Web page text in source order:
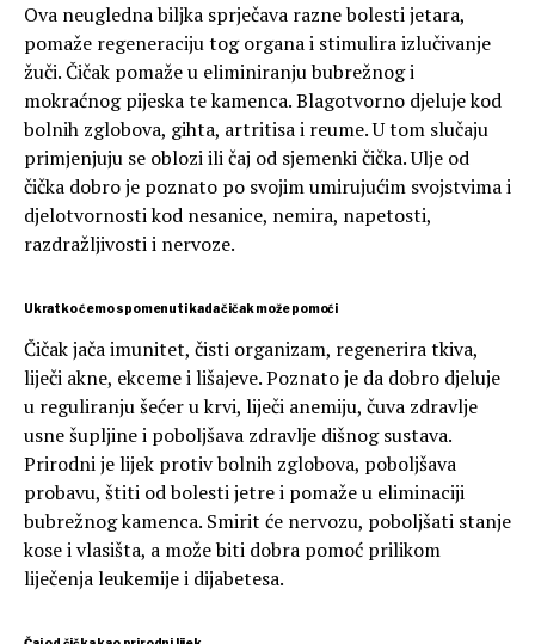
Ova neugledna biljka sprječava razne bolesti jetara,
pomaže regeneraciju tog organa i stimulira izlučivanje
žuči. Čičak pomaže u eliminiranju bubrežnog i
mokraćnog pijeska te kamenca. Blagotvorno djeluje kod
bolnih zglobova, gihta, artritisa i reume. U tom slučaju
primjenjuju se oblozi ili čaj od sjemenki čička. Ulje od
čička dobro je poznato po svojim umirujućim svojstvima i
djelotvornosti kod nesanice, nemira, napetosti,
razdražljivosti i nervoze.
Ukratko ćemo spomenuti kada čičak može pomoći
Čičak jača imunitet, čisti organizam, regenerira tkiva,
liječi akne, ekceme i lišajeve. Poznato je da dobro djeluje
u reguliranju šećer u krvi, liječi anemiju, čuva zdravlje
usne šupljine i poboljšava zdravlje dišnog sustava.
Prirodni je lijek protiv bolnih zglobova, poboljšava
probavu, štiti od bolesti jetre i pomaže u eliminaciji
bubrežnog kamenca. Smirit će nervozu, poboljšati stanje
kose i vlasišta, a može biti dobra pomoć prilikom
liječenja leukemije i dijabetesa.